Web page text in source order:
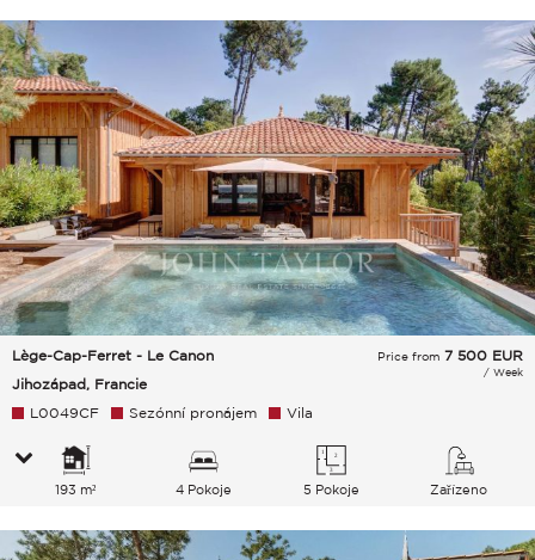
Lège-Cap-Ferret - Le Canon
Jihozápad, Francie
Price from 7 500 EUR
/ Week
L0049CF Sezónní pronájem Vila
193 m² 4 Pokoje 5 Pokoje Zařízeno